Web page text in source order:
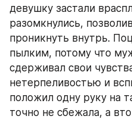
девушку застали
разомкнулись,
проникнуть внутрь.
пылким, потому что
сдерживал свои
нетерпеливостью и
положил одну руку на
точно не сбежала, а